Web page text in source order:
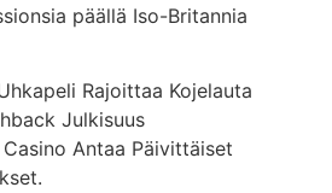
päällä Iso-Britannia
Rajoittaa Kojelauta
Julkisuus
Antaa Päivittäiset